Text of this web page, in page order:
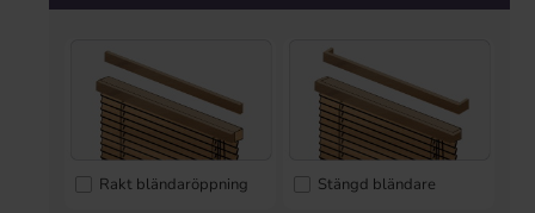
Rakt bländaröppning Stängd bländare